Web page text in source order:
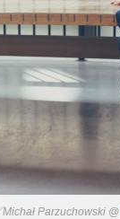
Michał Parzuchowski @